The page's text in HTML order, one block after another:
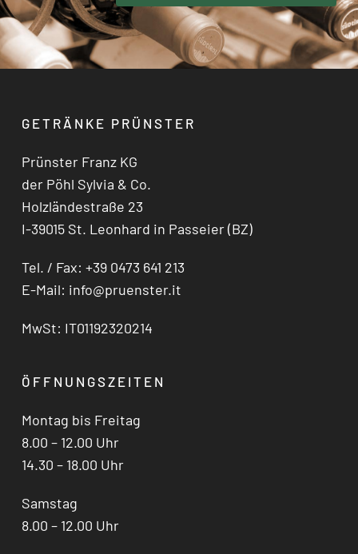
GETRÄNKE PRÜNSTER
Prünster Franz KG
der Pöhl Sylvia & Co.
Holzländestraße 23
I-39015 St. Leonhard in Passeier (BZ)
Tel. / Fax: +39 0473 641 213
E-Mail: info@pruenster.it
MwSt: IT01192320214
ÖFFNUNGSZEITEN
Montag bis Freitag
8.00 – 12.00 Uhr
14.30 – 18.00 Uhr
Samstag
8.00 – 12.00 Uhr